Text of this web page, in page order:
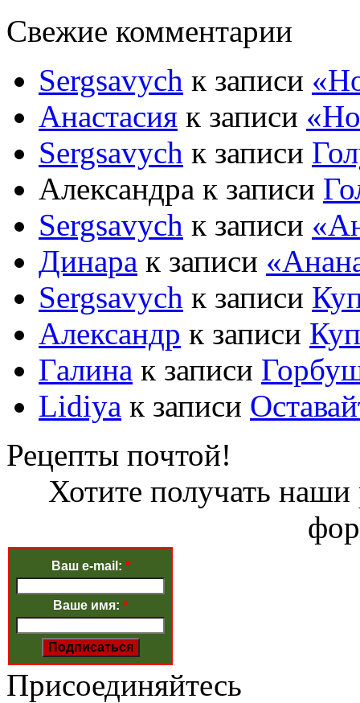
Свежие комментарии
Sergsavych к записи
Анастасия к записи
Sergsavych к записи
Александра к записи
Sergsavych к записи
Динара к записи
Sergsavych к записи
Александр к записи
Галина к записи
Lidiya к записи
Рецепты почтой!
Хотите получать наши
Ваш e-mail: *
Ваше имя: *
Присоединяйтесь